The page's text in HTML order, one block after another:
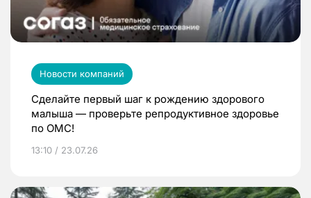
Новости компаний
Сделайте первый шаг к рождению здорового
малыша — проверьте репродуктивное здоровье
по ОМС!
13:10 / 23.07.26